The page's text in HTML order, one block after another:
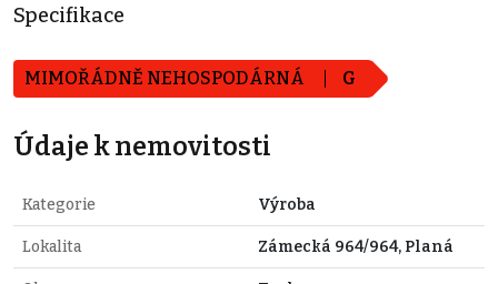
Specifikace
MIMOŘÁDNĚ NEHOSPODÁRNÁ G
Údaje k nemovitosti
Kategorie Výroba
Lokalita Zámecká 964/964, Planá